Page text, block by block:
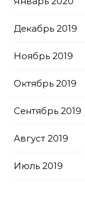
Декабрь 2019
Ноябрь 2019
Октябрь 2019
Сентябрь 2019
Август 2019
Июль 2019